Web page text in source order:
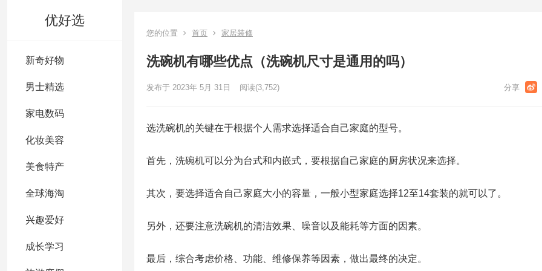
优好选
新奇好物
男士精选
家电数码
化妆美容
美食特产
全球海淘
兴趣爱好
成长学习
您的位置 首页 家居装修
洗碗机有哪些优点（洗碗机尺寸是通用的吗）
发布于 2023年 5月 31日 阅读(3,752)
选洗碗机的关键在于根据个人需求选择适合自己家庭的型号。
首先，洗碗机可以分为台式和内嵌式，要根据自己家庭的厨房状况来选择。
其次，要选择适合自己家庭大小的容量，一般小型家庭选择12至14套装的就可以了。
另外，还要注意洗碗机的清洁效果、噪音以及能耗等方面的因素。
最后，综合考虑价格、功能、维修保养等因素，做出最终的决定。